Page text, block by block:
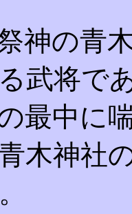
神の青
武将で
最中に
木神社